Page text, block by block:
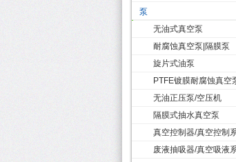
泵
无油式真空泵
耐腐蚀真空泵|隔膜泵
旋片式油泵
PTFE镀膜耐腐蚀真空
无油正压泵/空压机
隔膜式抽水真空泵
真空控制器/真空控制
废液抽吸器/真空吸液